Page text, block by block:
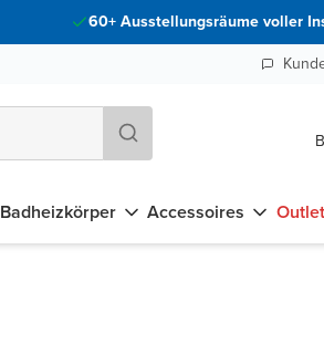
60+ Ausstellungsräume voller
Badheizkörper Accessoires Outlet